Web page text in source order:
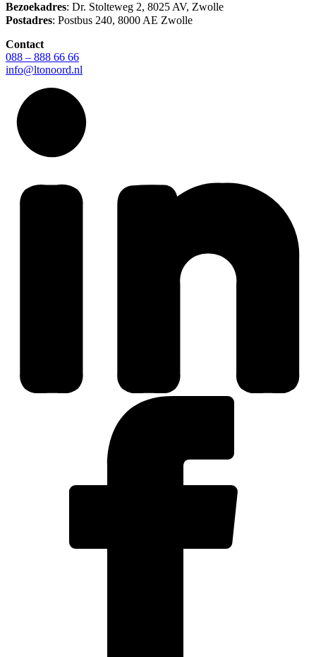
Bezoekadres: Dr. Stolteweg 2, 8025 AV, Zwolle
Postadres: Postbus 240, 8000 AE Zwolle
Contact
088 – 888 66 66
info@ltonoord.nl